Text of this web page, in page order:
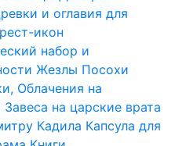
и оглавия для
икон
набор и
Жезлы Посохи
Облачения на
Завеса на царские врата
Кадила Капсула для